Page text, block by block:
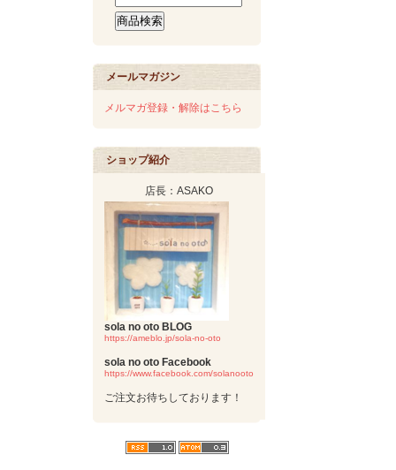
メールマガジン
メルマガ登録・解除はこちら
ショップ紹介
店長：ASAKO
sola no oto BLOG
https://ameblo.jp/sola-no-oto
sola no oto Facebook
https://www.facebook.com/solanooto
ご注文お待ちしております！